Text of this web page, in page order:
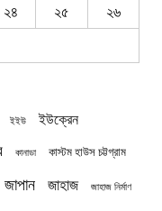
২৪ ২৫
২৬
ইইউ ইউক্রেন
কানাডা কাস্টম হাউস চট্টগ্রাম
জাপান জাহাজ জাহাজ নির্মাণ